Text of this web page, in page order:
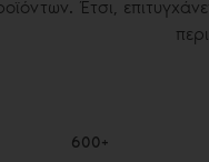
Έτσι,
600+